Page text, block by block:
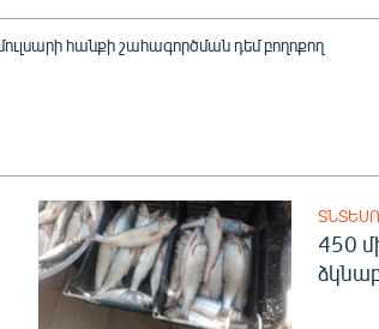
հանքի շահագործման դեմ բողոքող
450